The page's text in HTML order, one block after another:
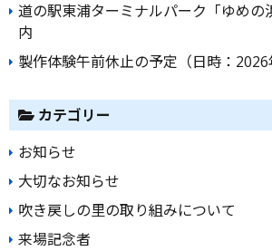
道の駅東浦ターミナルパーク「ゆめの
内
製作体験午前休止の予定（日時：2026
カテゴリー
お知らせ
大切なお知らせ
吹き戻しの里の取り組みについて
来場記念者